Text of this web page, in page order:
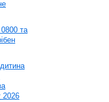
та
2026